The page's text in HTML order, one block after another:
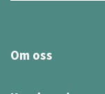
Om oss